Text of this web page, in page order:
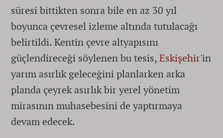
süresi bittikten sonra bile en az 30 yıl
boyunca çevresel izleme altında tutulacağı
belirtildi. Kentin çevre altyapısını
güçlendireceği söylenen bu tesis,Eskişehir'in
yarım asırlık geleceğini planlarken arka
planda çeyrek asırlık bir yerel yönetim
mirasının muhasebesini de yaptırmaya
devam edecek.